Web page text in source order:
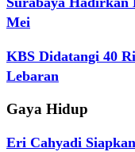
Mei
KBS Didatangi 40
Lebaran
Gaya Hidup
Eri Cahyadi